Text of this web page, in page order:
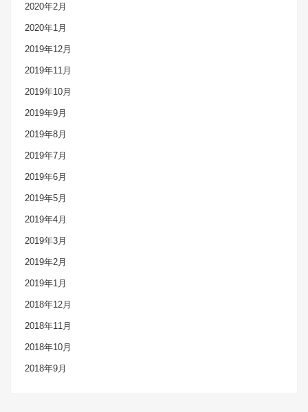
2020年2月
2020年1月
2019年12月
2019年11月
2019年10月
2019年9月
2019年8月
2019年7月
2019年6月
2019年5月
2019年4月
2019年3月
2019年2月
2019年1月
2018年12月
2018年11月
2018年10月
2018年9月